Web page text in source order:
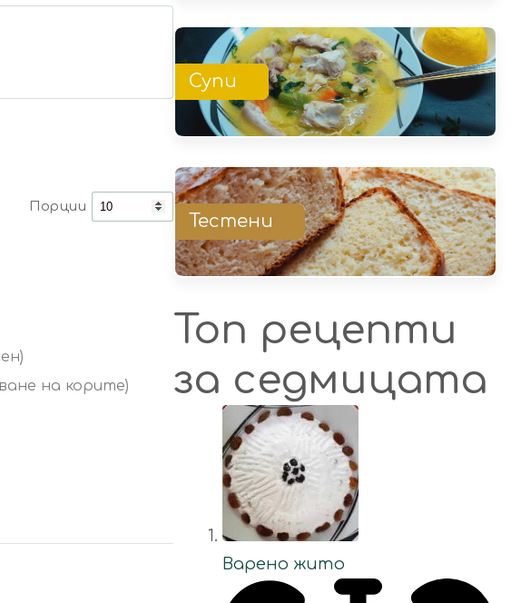
Порции
на корите)
Супи
Тестени
Топ рецепти
за седмицата
Варено жито